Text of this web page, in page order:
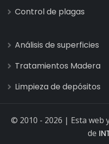
Control de plagas
Análisis de superficies
Tratamientos Madera
Limpieza de depósitos
© 2010 - 2026 | Esta web
de